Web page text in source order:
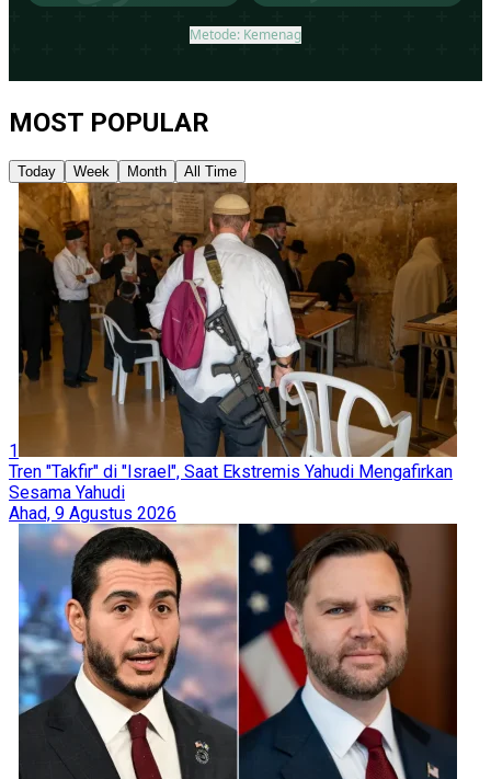
MOST POPULAR
Today Week Month All Time
1
Tren "Takfir" di "Israel", Saat Ekstremis Yahudi Mengafirkan
Sesama Yahudi
Ahad, 9 Agustus 2026